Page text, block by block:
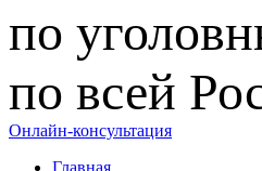
по
по всей
Онлайн-консультация
Главная